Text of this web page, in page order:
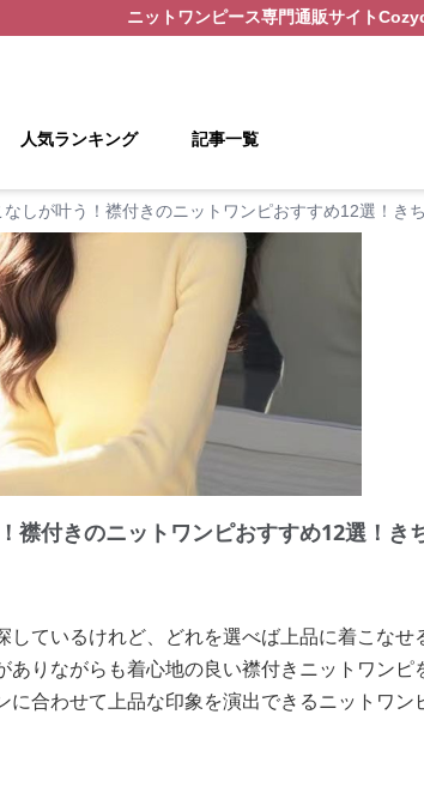
ニットワンピース専門通販サイト
人気ランキング 記事一覧
なしが叶う！襟付きのニットワンピおすすめ12選！き
襟付きのニットワンピおすすめ12選！き
ているけれど、どれを選べば上品に着こなせ
りながらも着心地の良い襟付きニットワンピ
に合わせて上品な印象を演出できるニットワン